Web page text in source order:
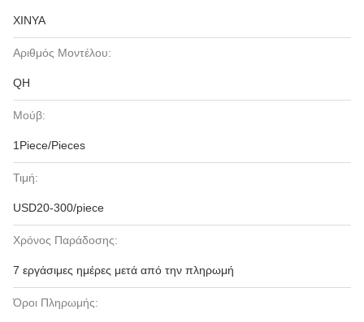
XINYA
Αριθμός Μοντέλου:
QH
Μούβ:
1Piece/Pieces
Τιμή:
USD20-300/piece
Χρόνος Παράδοσης:
7 εργάσιμες ημέρες μετά από την πληρωμή
Όροι Πληρωμής: